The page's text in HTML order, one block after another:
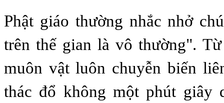
Phật giáo thường nhắc nhở
trên thế gian là vô thường".
muôn vật luôn chuyễn biến
thác đổ không một phút giây